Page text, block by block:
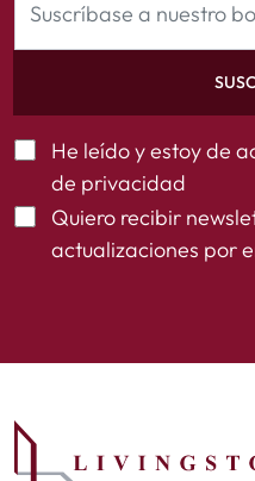
He leído y estoy de
de privacidad
Quiero recibir
actualizaciones por